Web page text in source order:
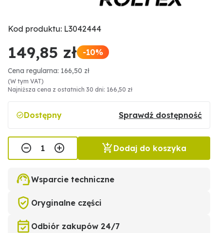
Kod produktu: L3042444
149,85 zł -10%
Cena regularna: 166,50 zł
(W tym VAT)
Najniższa cena z ostatnich 30 dni: 166,50 zł
Dostępny Sprawdź dostępność
Dodaj do koszyka
Wsparcie techniczne
Oryginalne części
Odbiór zakupów 24/7